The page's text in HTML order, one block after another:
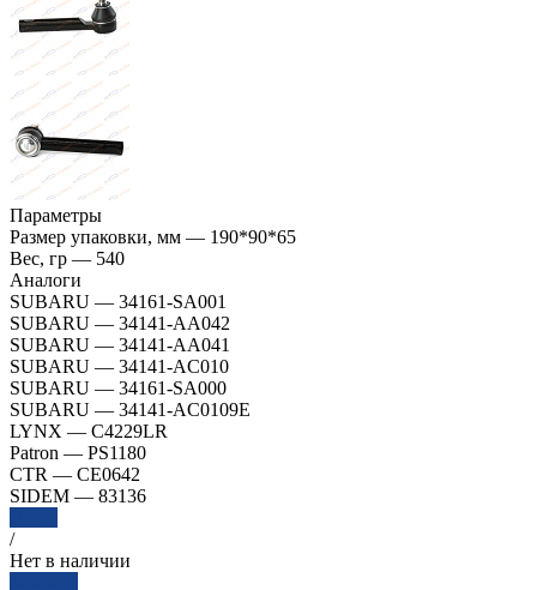
Параметры
Размер упаковки, мм — 190*90*65
Вес, гр — 540
Аналоги
SUBARU — 34161-SA001
SUBARU — 34141-AA042
SUBARU — 34141-AA041
SUBARU — 34141-AC010
SUBARU — 34161-SA000
SUBARU — 34141-AC0109E
LYNX — C4229LR
Patron — PS1180
CTR — CE0642
SIDEM — 83136
/
Нет в наличии